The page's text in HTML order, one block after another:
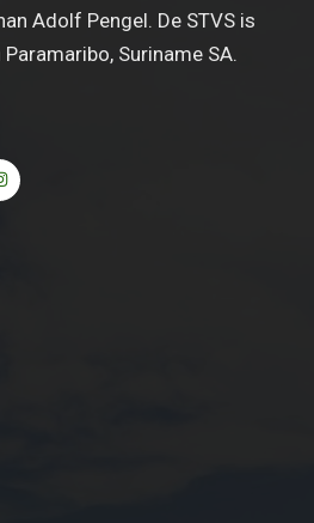
Adolf Pengel. De STVS is
Suriname SA.